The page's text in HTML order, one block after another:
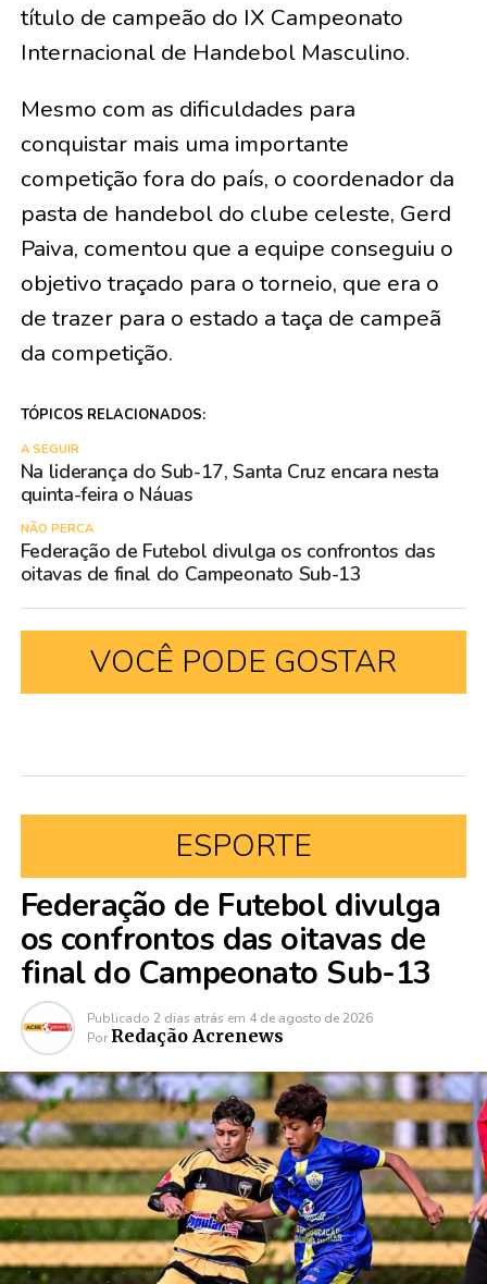
título de campeão do IX Campeonato
Internacional de Handebol Masculino.
Mesmo com as dificuldades para
conquistar mais uma importante
competição fora do país, o coordenador da
pasta de handebol do clube celeste, Gerd
Paiva, comentou que a equipe conseguiu o
objetivo traçado para o torneio, que era o
de trazer para o estado a taça de campeã
da competição.
TÓPICOS RELACIONADOS:
A SEGUIR
Na liderança do Sub-17, Santa Cruz encara nesta
quinta-feira o Náuas
NÃO PERCA
Federação de Futebol divulga os confrontos das
oitavas de final do Campeonato Sub-13
VOCÊ PODE GOSTAR
ESPORTE
Federação de Futebol divulga
os confrontos das oitavas de
final do Campeonato Sub-13
Publicado 2 dias atrás em 4 de agosto de 2026
Por Redação Acrenews